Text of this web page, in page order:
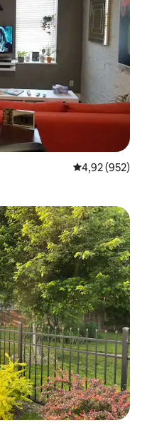
Priemerné
4,92 (952)